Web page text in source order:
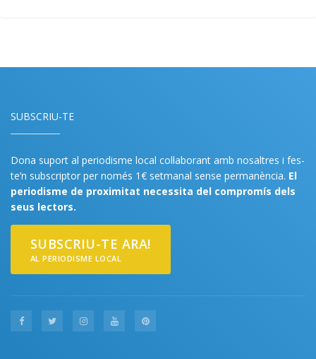
SUBSCRIU-TE
Dona suport al periodisme local col·laborant amb nosaltres i fes-
te’n subscriptor per només 1€ setmanal sense permanència. El
periodisme de proximitat necessita del compromís dels
seus lectors.
SUBSCRIU-TE ARA!
AL PERIODISME LOCAL